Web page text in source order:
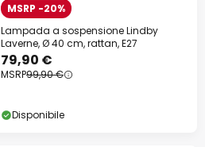
MSRP -20%
Lampada a sospensione Lindby
Laverne, Ø 40 cm, rattan, E27
79,90 €
MSRP99,90 €
Disponibile